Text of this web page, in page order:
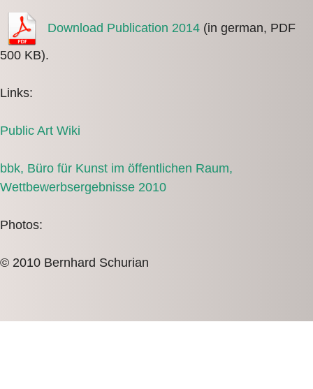
Download Publication 2014 (in german, PDF
500 KB).
Links:
Public Art Wiki
bbk, Büro für Kunst im öffentlichen Raum,
Wettbewerbsergebnisse 2010
Photos:
© 2010 Bernhard Schurian